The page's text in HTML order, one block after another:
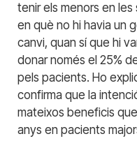
tenir els menors en
en què no hi havia un
canvi, quan sí que hi
donar només el 25%
pels pacients. Ho
confirma que la
mateixos beneficis
anys en pacients